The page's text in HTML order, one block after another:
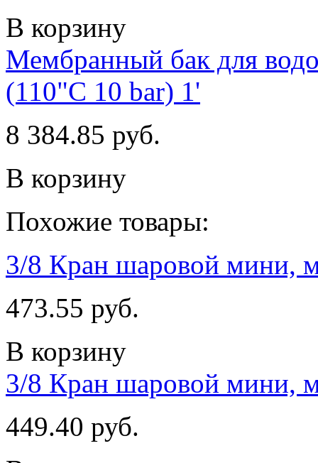
В корзину
Мембранный бак для
(110"С 10 bar) 1'
8 384.85 руб.
В корзину
Похожие товары:
3/8 Кран шаровой мини,
473.55 руб.
В корзину
3/8 Кран шаровой мини,
449.40 руб.